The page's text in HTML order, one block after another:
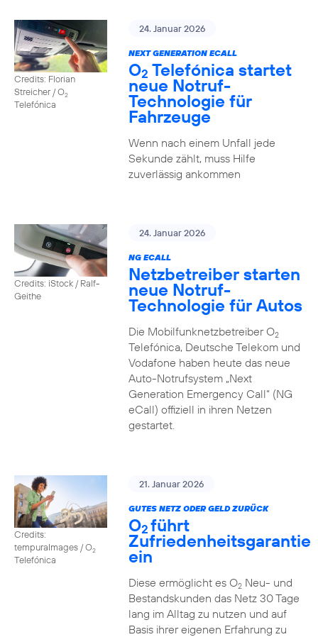
Credits: Florian
Streicher / O2
Telefónica
24. Januar 2026
NEXT GENERATION ECALL
O2 Telefónica startet
neue Notruf-
Technologie für
Fahrzeuge
Wenn nach einem Unfall jede
Sekunde zählt, muss Hilfe
zuverlässig ankommen
Credits: iStock / Ralf-
Geithe
24. Januar 2026
NG ECALL
Netzbetreiber starten
neue Notruf-
Technologie für Autos
Die Mobilfunknetzbetreiber O2
Telefónica, Deutsche Telekom und
Vodafone haben heute das neue
Auto-Notrufsystem „Next
Generation Emergency Call“ (NG
eCall) offiziell in ihren Netzen
gestartet.
Credits:
tempuraImages / O2
Telefónica
21. Januar 2026
GUTES NETZ ODER GELD ZURÜCK
O2führt
Zufriedenheitsgarantie
ein
Diese ermöglicht es O2Neu- und
Bestandskunden das Netz 30 Tage
lang im Alltag zu nutzen und auf
Basis ihrer eigenen Erfahrung zu